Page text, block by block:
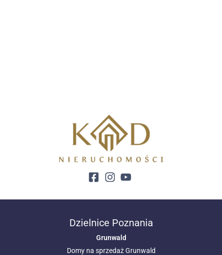
Dzielnice Poznania
Grunwald
Domy na sprzedaż Grunwald